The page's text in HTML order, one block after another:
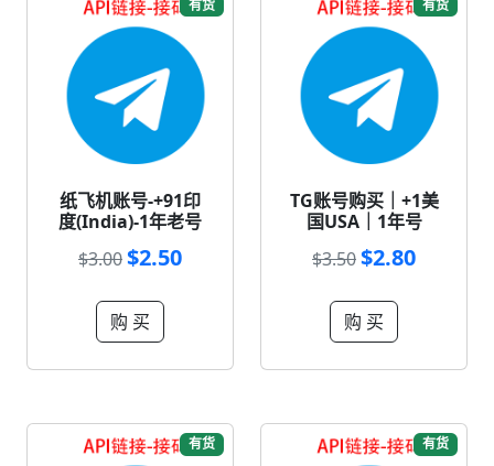
有货
纸飞机账号-+91印
度(India)-1年老号
$3.00$2.50
购 买
有货
TG账号购买｜+1美
国USA｜1年号
$3.50$2.80
购 买
有货 有货